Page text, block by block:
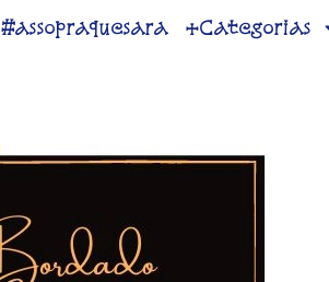
#assopraquesara +Categorias